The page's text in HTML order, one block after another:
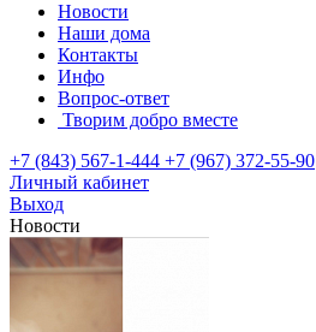
Новости
Наши дома
Контакты
Инфо
Вопрос-ответ
Творим добро вместе
+7 (843) 567-1-444 +7 (967) 372-55-90
Личный кабинет
Выход
Новости